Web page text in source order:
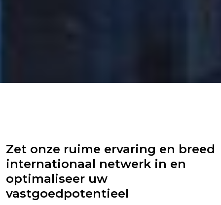
Zet onze ruime ervaring en breed
internationaal netwerk in en
optimaliseer uw
vastgoedpotentieel